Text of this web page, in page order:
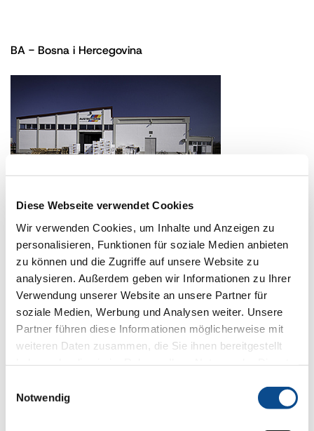
Diese Webseite verwendet Cookies
Wir verwenden Cookies, um Inhalte und Anzeigen zu
personalisieren, Funktionen für soziale Medien anbieten
zu können und die Zugriffe auf unsere Website zu
analysieren. Außerdem geben wir Informationen zu Ihrer
Verwendung unserer Website an unsere Partner für
soziale Medien, Werbung und Analysen weiter. Unsere
Partner führen diese Informationen möglicherweise mit
weiteren Daten zusammen, die Sie ihnen bereitgestellt
Notwendig
BA - Bosna i Hercegovina
Austrotherm BH d.o.o. PJ “Šamac”
Njegoševa bb
Bosnia and Herzegovina
T +387 (0)54 611 058
samac.prodaja@austrotherm.ba
www.austrotherm.at
Карта